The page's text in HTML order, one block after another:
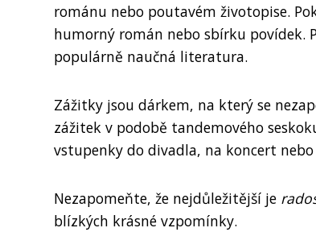
románu nebo poutavém životopise.
humorný román nebo sbírku povídek.
populárně naučná literatura.
Zážitky jsou dárkem, na který se
zážitek v podobě tandemového
vstupenky do divadla, na koncert
Nezapomeňte, že nejdůležitější je
blízkých krásné vzpomínky.